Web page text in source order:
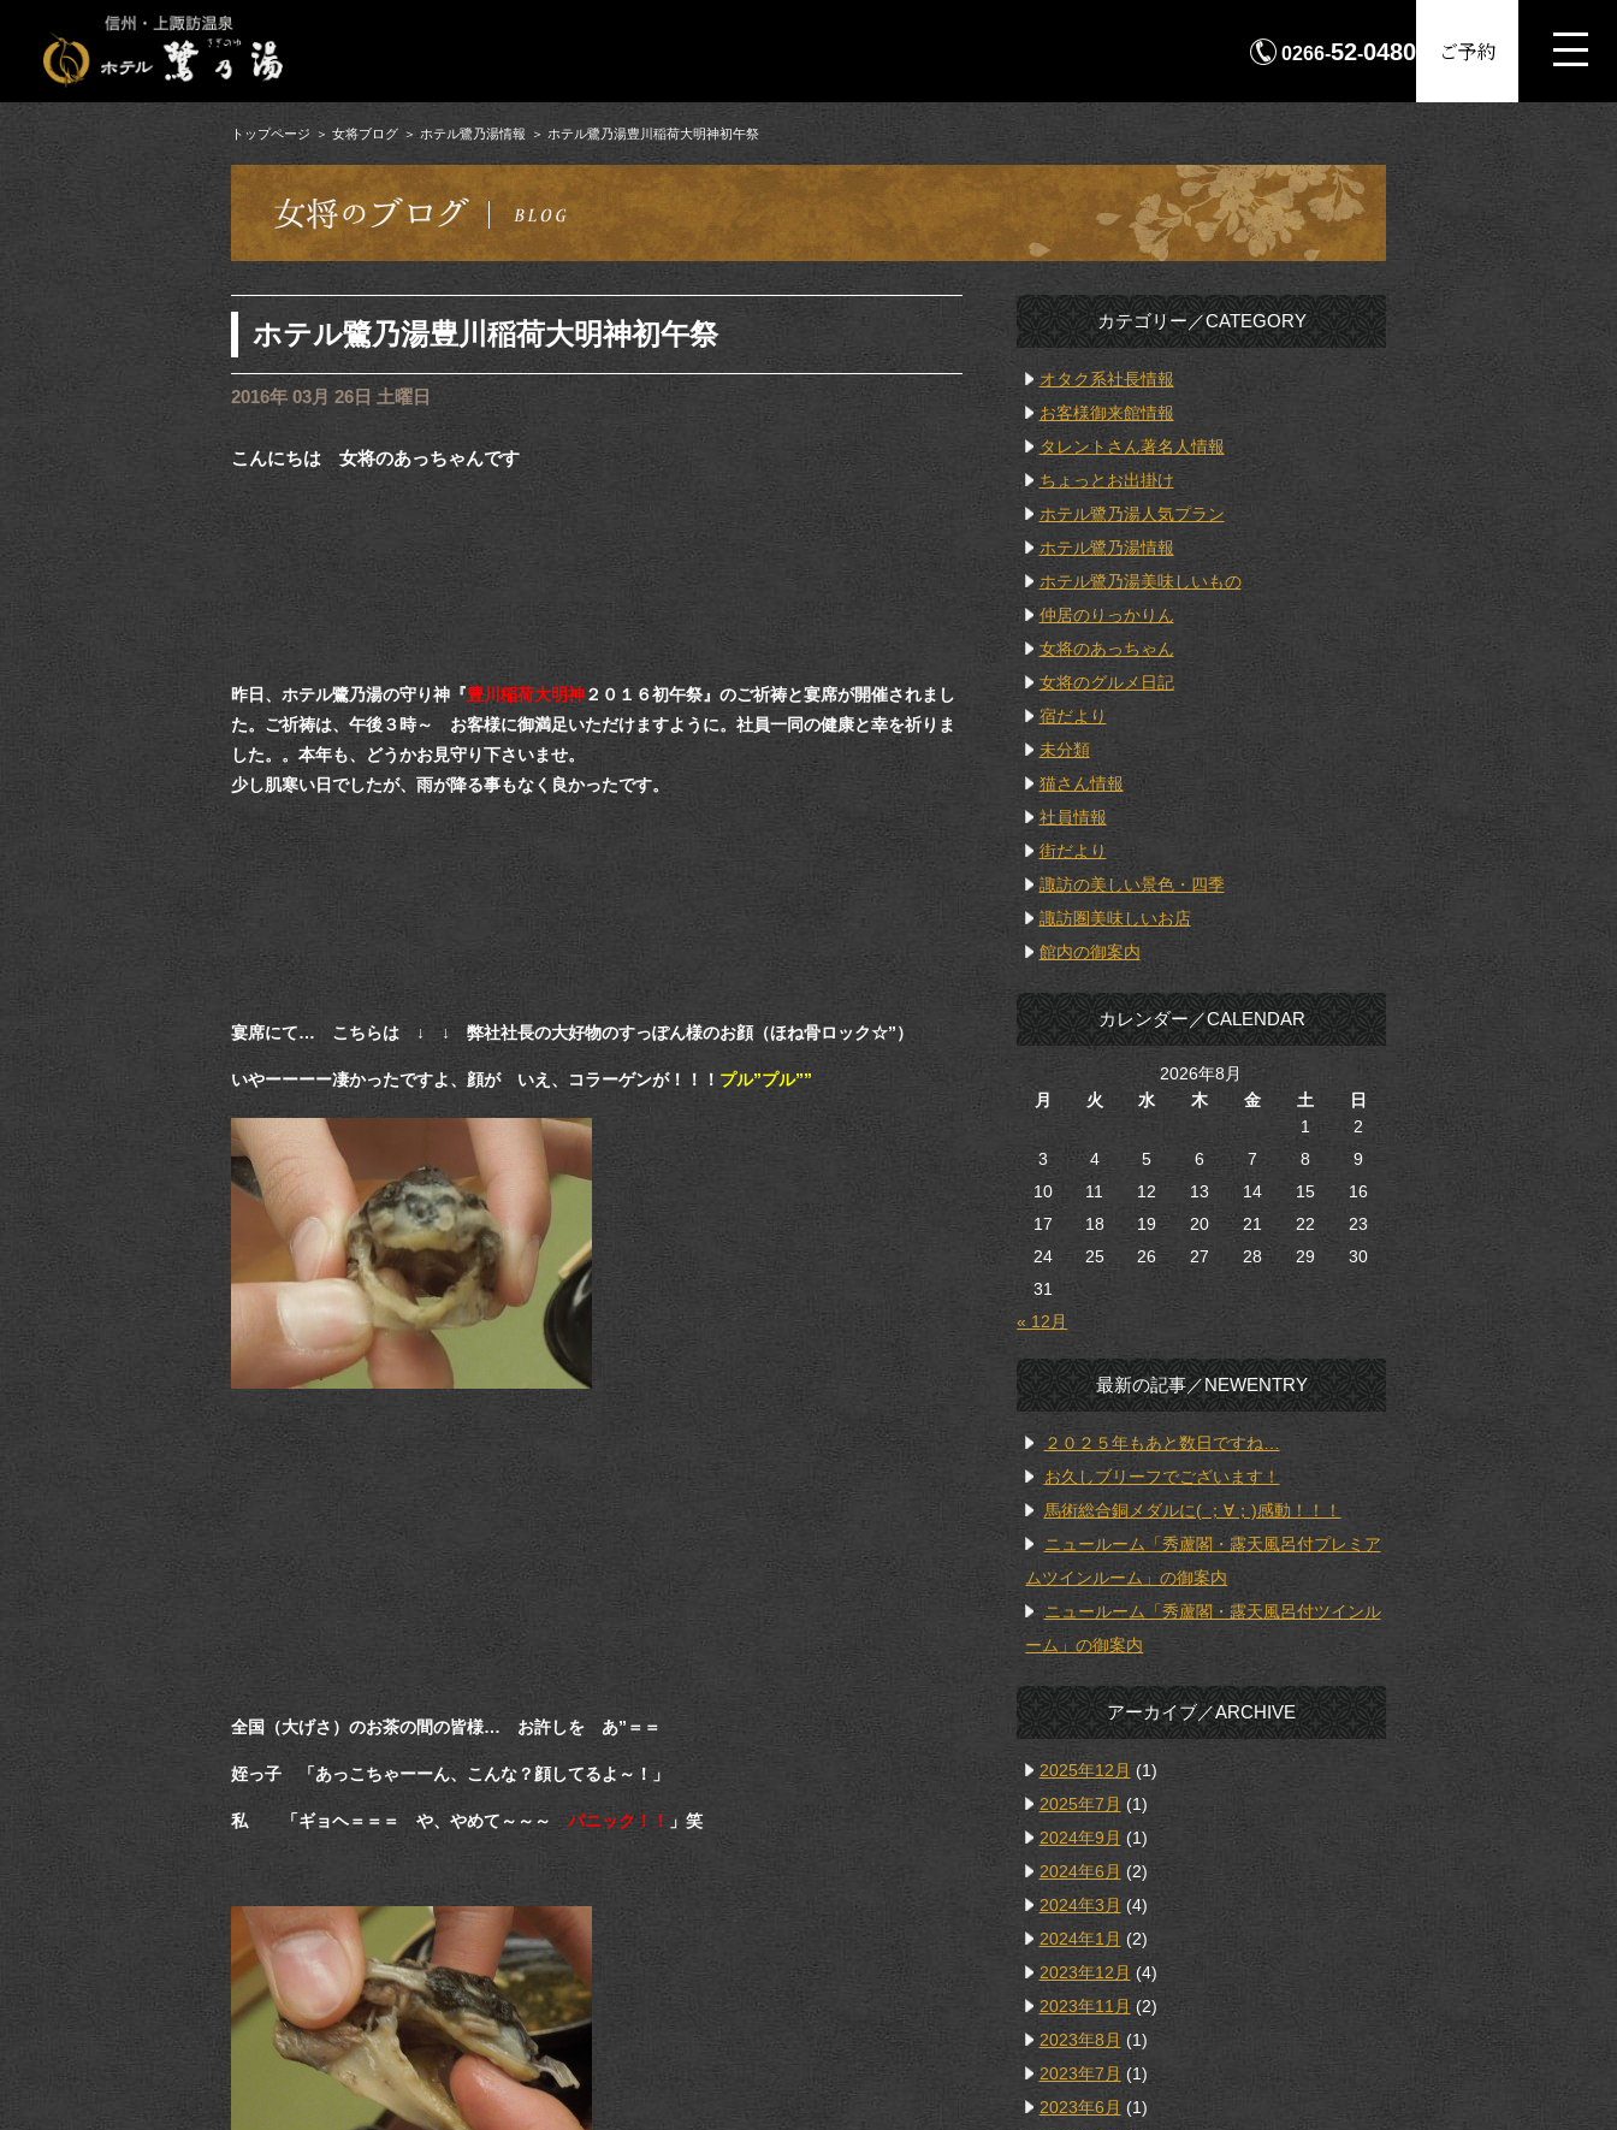
0266-52-0480 ご予約
トップページ 女将ブログ ホテル鷺乃湯情報 ホテル鷺乃湯豊川稲荷大明神初午祭
ホテル鷺乃湯豊川稲荷大明神初午祭
2016年 03月 26日 土曜日
こんにちは 女将のあっちゃんです
昨日、ホテル鷺乃湯の守り神『豊川稲荷大明神２０１６初午祭』のご祈祷と宴席が開催されまし
た。 ご祈祷は、午後３時～ お客様に御満足いただけますように。社員一同の健康と幸を祈りま
した。。 本年も、どうかお見守り下さいませ。
少し肌寒い日でしたが、雨が降る事もなく良かったです。
宴席にて… こちらは ↓ ↓ 弊社社長の大好物のすっぽん様のお顔（ほね骨ロック☆”）
いやーーーー凄かったですよ、顔が いえ、コラーゲンが！！！ プル”プル””
全国（大げさ）のお茶の間の皆様… お許しを あ”＝＝
姪っ子 「あっこちゃーーん、こんな？顔してるよ～！」
私 「ギョヘ＝＝＝ や、やめて～～～ パニック！！ 」笑
カテゴリー／CATEGORY
オタク系社長情報
お客様御来館情報
タレントさん著名人情報
ちょっとお出掛け
ホテル鷺乃湯人気プラン
ホテル鷺乃湯情報
ホテル鷺乃湯美味しいもの
仲居のりっかりん
女将のあっちゃん
女将のグルメ日記
宿だより
未分類
猫さん情報
社員情報
街だより
諏訪の美しい景色・四季
諏訪圏美味しいお店
館内の御案内
カレンダー／CALENDAR
2026年8月
月
火 水 木 金 土
日
1
2
3
4 5 6 7 8
9
10
11 12 13 14 15
16
17
18 19 20 21 22
23
24
25 26 27 28 29
30
31
« 12月
最新の記事／NEWENTRY
２０２５年もあと数日ですね…
お久しブリーフでございます！
馬術総合銅メダルに( ；∀；)感動！！！
ニュールーム「秀蘆閣・露天風呂付プレミア
ムツインルーム」の御案内
ニュールーム「秀蘆閣・露天風呂付ツインル
ーム」の御案内
アーカイブ／ARCHIVE
2025年12月 (1)
2025年7月 (1)
2024年9月 (1)
2024年6月 (2)
2024年3月 (4)
2024年1月 (2)
2023年12月 (4)
2023年11月 (2)
2023年8月 (1)
2023年7月 (1)
2023年6月 (1)